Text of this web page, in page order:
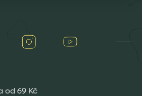
Facebook Instagram
od 69 Kč